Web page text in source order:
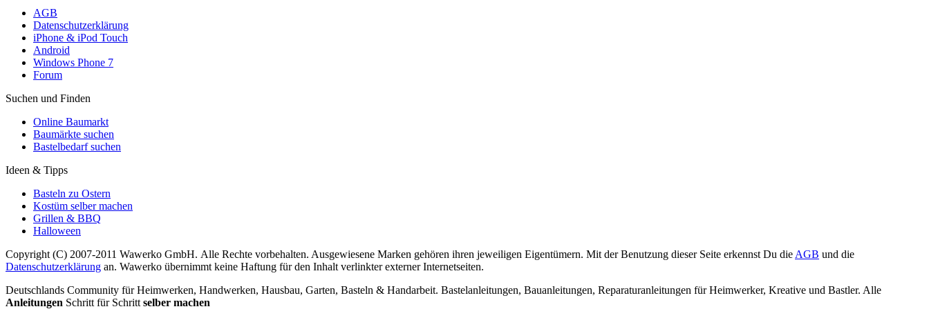
AGB
Datenschutzerklärung
iPhone & iPod Touch
Android
Windows Phone 7
Forum
Suchen und Finden
Online Baumarkt
Baumärkte suchen
Bastelbedarf suchen
Ideen & Tipps
Basteln zu Ostern
Kostüm selber machen
Grillen & BBQ
Halloween
Copyright (C) 2007-2011 Wawerko GmbH. Alle Rechte vorbehalten. Ausgewiesene Marken gehören ihren jeweiligen Eigentümern. Mit der Benutzung dieser Seite erkennst Du die AGB und die
Datenschutzerklärung an. Wawerko übernimmt keine Haftung für den Inhalt verlinkter externer Internetseiten.
Deutschlands Community für Heimwerken, Handwerken, Hausbau, Garten, Basteln & Handarbeit. Bastelanleitungen, Bauanleitungen, Reparaturanleitungen für Heimwerker, Kreative und Bastler. Alle
Anleitungen Schritt für Schritt selber machen